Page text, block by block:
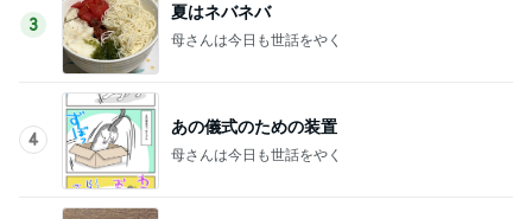
3
夏はネバネバ
母さんは今日も世話をやく
4
あの儀式のための装置
母さんは今日も世話をやく